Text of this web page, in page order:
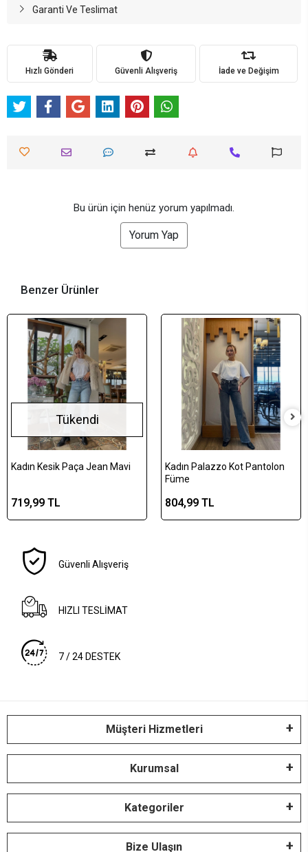
Garanti Ve Teslimat
Hızlı Gönderi Güvenli Alışveriş İade ve Değişim
Bu ürün için henüz yorum yapılmadı.
Yorum Yap
Benzer Ürünler
Tükendi
Kadın Kesik Paça Jean Mavi
719,99 TL
Kadın Palazzo Kot Pantolon
Füme
804,99 TL
Güvenli Alışveriş
HIZLI TESLİMAT
7 / 24 DESTEK
Müşteri Hizmetleri
Kurumsal
Kategoriler
Bize Ulaşın